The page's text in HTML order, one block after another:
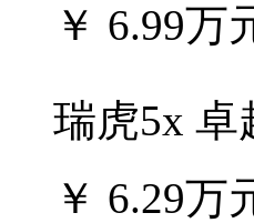
￥ 6.99万
瑞虎5x 卓
￥ 6.29万